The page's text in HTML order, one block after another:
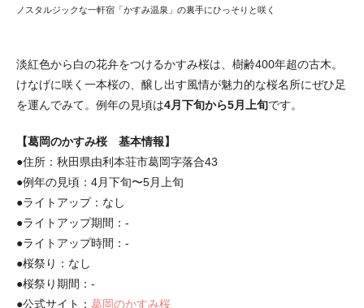
ノスタルジックな一軒宿「かすみ温泉」の裏手にひっそりと咲く
淡紅色から白の花弁をつけるかすみ桜は、樹齢400年超の古木。
けなげに咲く一本桜の、醸し出す風情が魅力的な桜名所にぜひ足
を運んでみて。例年の見頃は4月下旬から5月上旬です。
【葛岡のかすみ桜 基本情報】
●住所：秋田県由利本荘市葛岡字落合43
●例年の見頃：4月下旬〜5月上旬
●ライトアップ：なし
●ライトアップ期間：-
●ライトアップ時間：-
●桜祭り：なし
●桜祭り期間：-
●公式サイト： 葛岡のかすみ桜